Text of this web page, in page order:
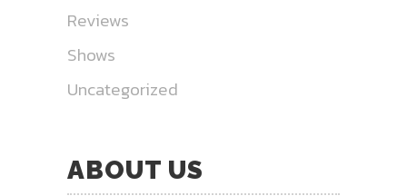
Reviews
Shows
Uncategorized
ABOUT US